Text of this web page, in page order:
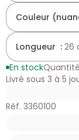
Couleur
Longueur : 26
En stock
Livré sous 3 à 5
Réf. 3360100